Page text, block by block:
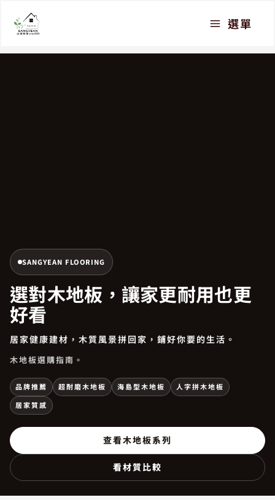
要
選單
SANGYEAN FLOORING
選對木地板，讓家更耐用也更
好看
居家健康建材，木質風景拼回家，鋪好你要的生活。
木地板選購指南。
品牌推薦 超耐磨木地板 海島型木地板
人字拼木地板
居家質感
查看木地板系列
看材質比較